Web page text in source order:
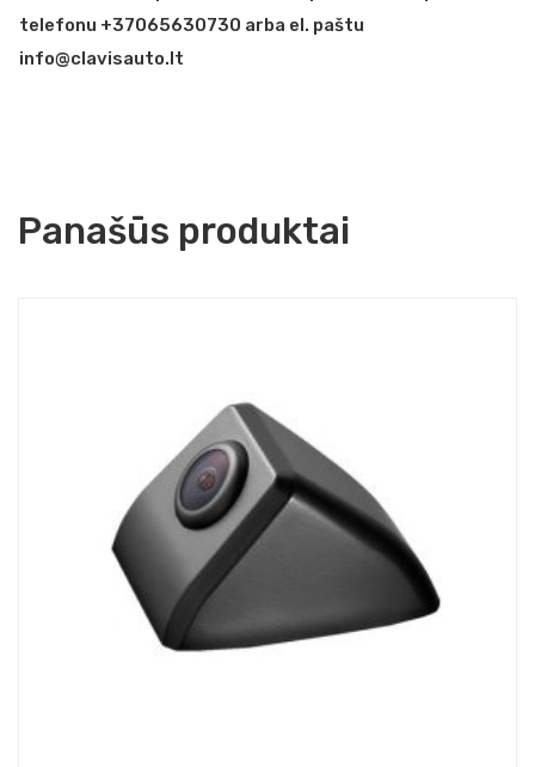
telefonu +37065630730 arba el. paštu
info@clavisauto.lt
Panašūs produktai